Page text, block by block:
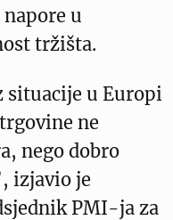
u
tržišta.
situacije u Europi
ne
nego dobro
izjavio je
PMI-ja za